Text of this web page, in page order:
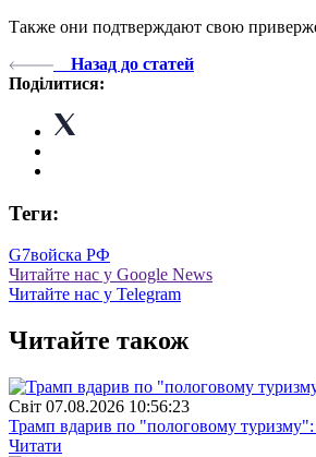
Также они подтверждают свою
Назад до статей
Поділитися:
Теги:
G7войска РФ
Читайте нас у Google News
Читайте нас у Telegram
Читайте також
Свiт 07.08.2026 10:56:23
Трамп вдарив по "пологовому
Читати